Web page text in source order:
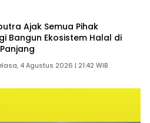
Ajak Semua Pihak
Bangun Ekosistem Halal di
4 Agustus 2026 | 21:42 WIB